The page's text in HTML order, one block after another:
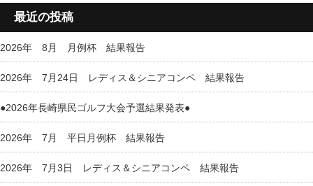
最近の投稿
2026年 8月 月例杯 結果報告
2026年 7月24日 レディス＆シニアコンペ 結果報告
●2026年長崎県民ゴルフ大会予選結果発表●
2026年 7月 平日月例杯 結果報告
2026年 7月3日 レディス＆シニアコンペ 結果報告